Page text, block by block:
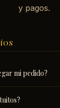
y pagos.
mi pedido?
es de 24 a